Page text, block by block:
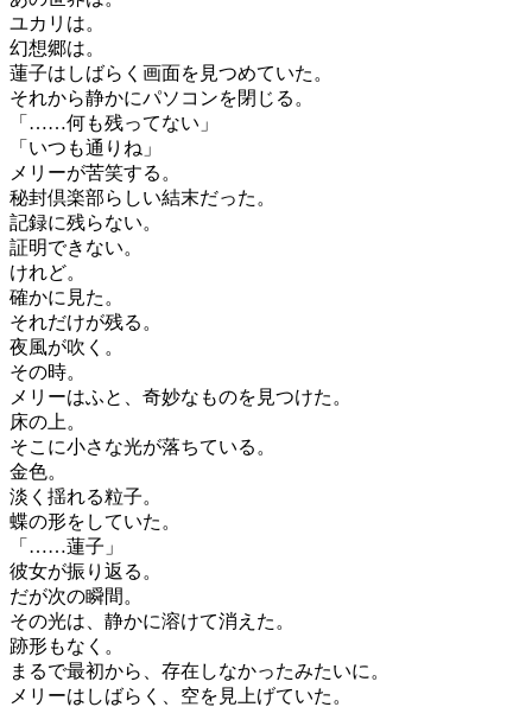
ユカリは。
幻想郷は。
蓮子はしばらく画面を見つめていた。
それから静かにパソコンを閉じる。
「……何も残ってない」
「いつも通りね」
メリーが苦笑する。
秘封倶楽部らしい結末だった。
記録に残らない。
証明できない。
けれど。
確かに見た。
それだけが残る。
夜風が吹く。
その時。
メリーはふと、奇妙なものを見つけた。
床の上。
そこに小さな光が落ちている。
金色。
淡く揺れる粒子。
蝶の形をしていた。
「……蓮子」
彼女が振り返る。
だが次の瞬間。
その光は、静かに溶けて消えた。
跡形もなく。
まるで最初から、存在しなかったみたいに。
メリーはしばらく、空を見上げていた。